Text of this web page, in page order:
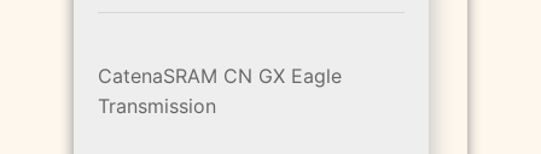
CatenaSRAM CN GX Eagle
Transmission